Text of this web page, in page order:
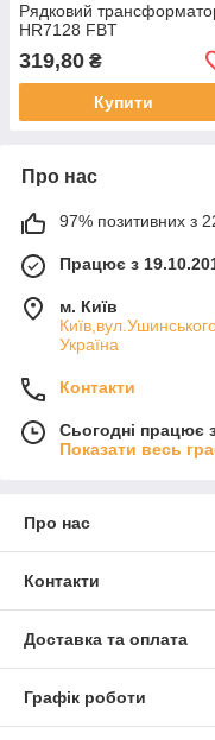
Рядковий
HR7128 FBT
319,80 ₴
Купити
Про нас
97% позитивних з
Працює з
м. Київ
Україна
Контакти
Сьогодні працює
Показати весь
Про нас
Контакти
Доставка та оплата
Графік роботи